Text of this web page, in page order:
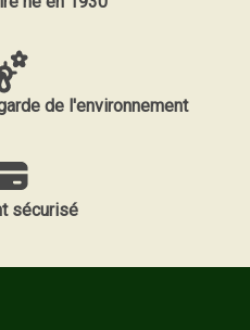
de l'environnement
sécurisé